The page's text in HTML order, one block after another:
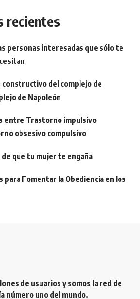
recientes
personas interesadas que sólo te
constructivo del complejo de
de Napoleón
entre Trastorno impulsivo
obsesivo compulsivo
de que tu mujer te engaña
para Fomentar la Obediencia en los
de usuarios y somos la red de
número uno del mundo.